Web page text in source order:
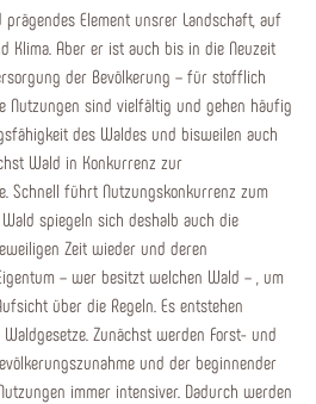
Element unsrer Landschaft, auf
Klima. Aber er ist auch bis in die Neuzeit
der Bevölkerung – für stofflich
Nutzungen sind vielfältig und gehen häufig
des Waldes und bisweilen auch
Wald in Konkurrenz zur
Schnell führt Nutzungskonkurrenz zum
spiegeln sich deshalb auch die
Zeit wieder und deren
– wer besitzt welchen Wald – , um
über die Regeln. Es entstehen
Zunächst werden Forst- und
und der beginnender
immer intensiver. Dadurch werden